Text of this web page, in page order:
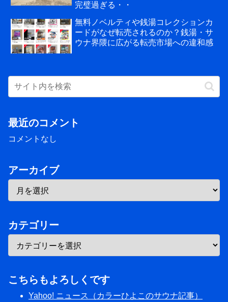
完璧過ぎる・・
無料ノベルティや銭湯コレクションカ
ードがなぜ転売されるのか？銭湯・サ
ウナ界隈に広がる転売市場への違和感
最近のコメント
コメントなし
アーカイブ
カテゴリー
こちらもよろしくです
Yahoo! ニュース（カラーひよこのサウナ記事）